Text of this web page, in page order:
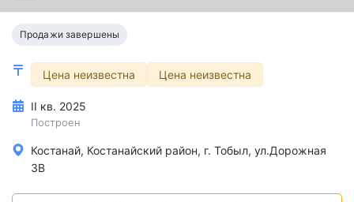
Продажи завершены
Цена неизвестна Цена неизвестна
II кв. 2025
Построен
Костанай, Костанайский район, г. Тобыл, ул.Дорожная
3В